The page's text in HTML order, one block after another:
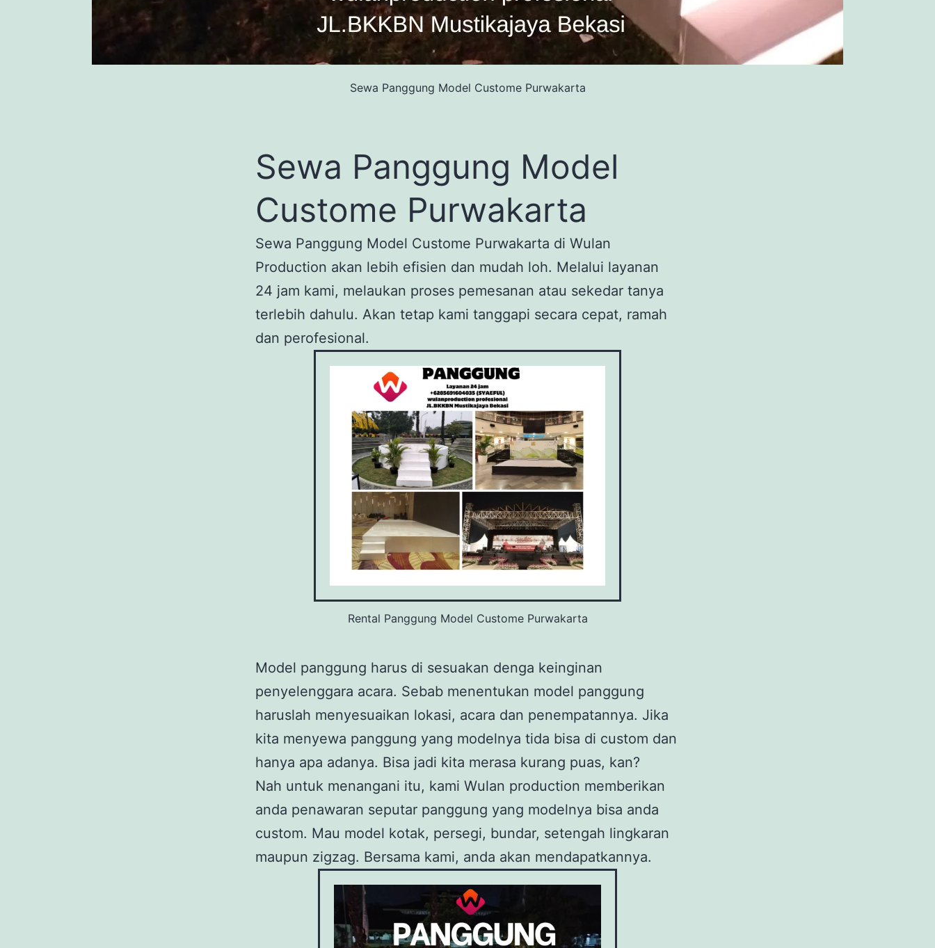
Sewa Panggung Model Custome Purwakarta
Sewa Panggung Model
Custome Purwakarta
Sewa Panggung Model Custome Purwakarta di Wulan
Production akan lebih efisien dan mudah loh. Melalui layanan
24 jam kami, melaukan proses pemesanan atau sekedar tanya
terlebih dahulu. Akan tetap kami tanggapi secara cepat, ramah
dan perofesional.
Rental Panggung Model Custome Purwakarta
Model panggung harus di sesuakan denga keinginan
penyelenggara acara. Sebab menentukan model panggung
haruslah menyesuaikan lokasi, acara dan penempatannya. Jika
kita menyewa panggung yang modelnya tida bisa di custom dan
hanya apa adanya. Bisa jadi kita merasa kurang puas, kan?
Nah untuk menangani itu, kami Wulan production memberikan
anda penawaran seputar panggung yang modelnya bisa anda
custom. Mau model kotak, persegi, bundar, setengah lingkaran
maupun zigzag. Bersama kami, anda akan mendapatkannya.